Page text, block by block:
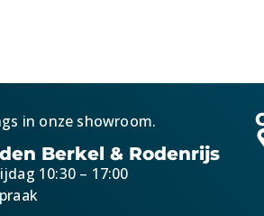
in onze showroom.
Berkel & Rodenrijs
10:30 – 17:00